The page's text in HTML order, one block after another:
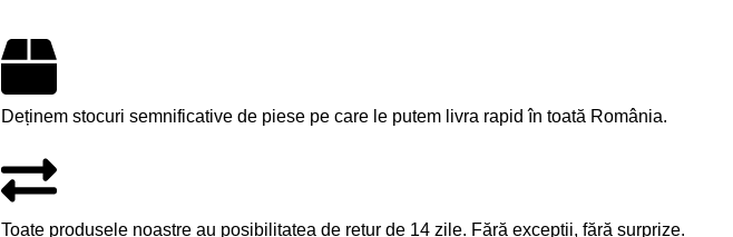
Deținem stocuri semnificative de piese pe care le putem livra rapid în toată România.
Toate produsele noastre au posibilitatea de retur de 14 zile. Fără excepții, fără surprize.